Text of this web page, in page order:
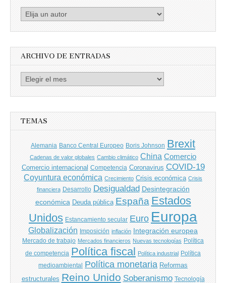
Busca
ARCHIVO DE ENTRADAS
Archivo
TEMAS
Alemania Banco Central Europeo Boris Johnson Brexit
Cadenas de valor globales Cambio climático China Comercio
Comercio internacional Competencia Coronavirus COVID-19
Coyuntura económica Crecimiento Crisis económica Crisis
financiera Desarrollo Desigualdad Desintegración
económica Deuda pública España Estados
Unidos Estancamiento secular Euro Europa
Globalización Imposición inflación Integración europea
Mercado de trabajo Mercados financieros Nuevas tecnologías Política
de competencia Política fiscal Política industrial Política
medioambiental Política monetaria Reformas
estructurales Reino Unido Soberanismo Tecnología